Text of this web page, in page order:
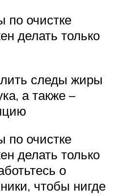
по очистке
делать только
следы жиры
а также –
по очистке
делать только
о
чтобы нигде